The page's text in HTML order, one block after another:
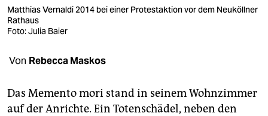
verlag
veranstaltungen
unterstützen
Matthias Vernaldi 2014 bei einer Protestaktion vor dem Neuköllner
Rathaus
Foto: Julia Baier
Von Rebecca Maskos
Das Memento mori stand in seinem Wohnzimmer
auf der Anrichte. Ein Totenschädel, neben den